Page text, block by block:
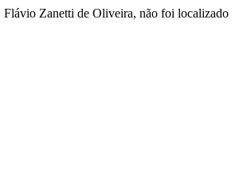
Flávio Zanetti de Oliveira, não foi localizado